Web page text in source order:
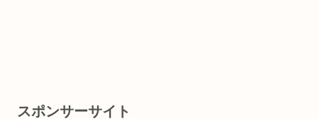
スポンサーサイト